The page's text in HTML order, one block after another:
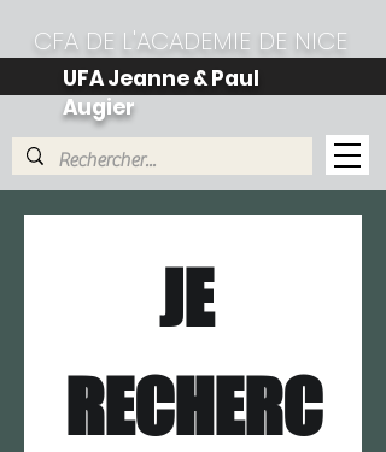
CFA DE L'ACADEMIE DE NICE
UFA Jeanne & Paul
Augier
JE
RECHERC